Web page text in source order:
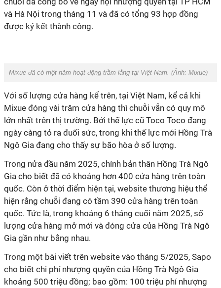
và Hà Nội trong tháng 11 và đã có tổng 93 hợp đồng
được ký kết thành công.
Mixue đã có một năm hoạt động trầm lắng tại Việt Nam. (Ảnh: Mixue)
Với số lượng cửa hàng kể trên, tại Việt Nam, kể cả khi
Mixue đóng vài trăm cửa hàng thì chuỗi vẫn có quy mô
lớn nhất trên thị trường. Bởi thế lực cũ Toco Toco đang
ngày càng tỏ ra đuối sức, trong khi thế lực mới Hồng Trà
Ngô Gia đang cho thấy sự bão hòa ở số lượng.
Trong nửa đầu năm 2025, chính bản thân Hồng Trà Ngô
Gia cho biết đã có khoảng hơn 400 cửa hàng trên toàn
quốc. Còn ở thời điểm hiện tại, website thương hiệu thể
hiện rằng chuỗi đang có tầm 390 cửa hàng trên toàn
quốc. Tức là, trong khoảng 6 tháng cuối năm 2025, số
lượng cửa hàng mở mới và đóng cửa của Hồng Trà Ngô
Gia gần như bằng nhau.
Trong một bài viết trên website vào tháng 5/2025, Sapo
cho biết chi phí nhượng quyền của Hồng Trà Ngô Gia
khoảng 500 triệu đồng; bao gồm: 100 triệu phí nhượng